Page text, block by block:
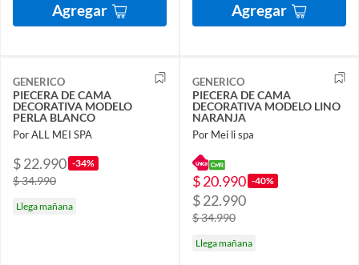
Agregar Agregar
GENERICO
PIECERA DE CAMA
DECORATIVA MODELO
PERLA BLANCO
Por ALL MEI SPA
$ 22.990 -34%
$ 34.990
Llega mañana
GENERICO
PIECERA DE CAMA
DECORATIVA MODELO LINO
NARANJA
Por Mei li spa
$ 20.990 -40%
$ 22.990
$ 34.990
Llega mañana